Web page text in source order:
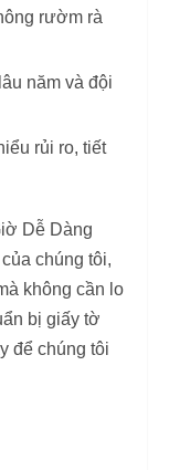
rườm rà
năm và đội
rủi ro, tiết
Dễ Dàng
chúng tôi,
không cần lo
bị giấy tờ
để chúng tôi